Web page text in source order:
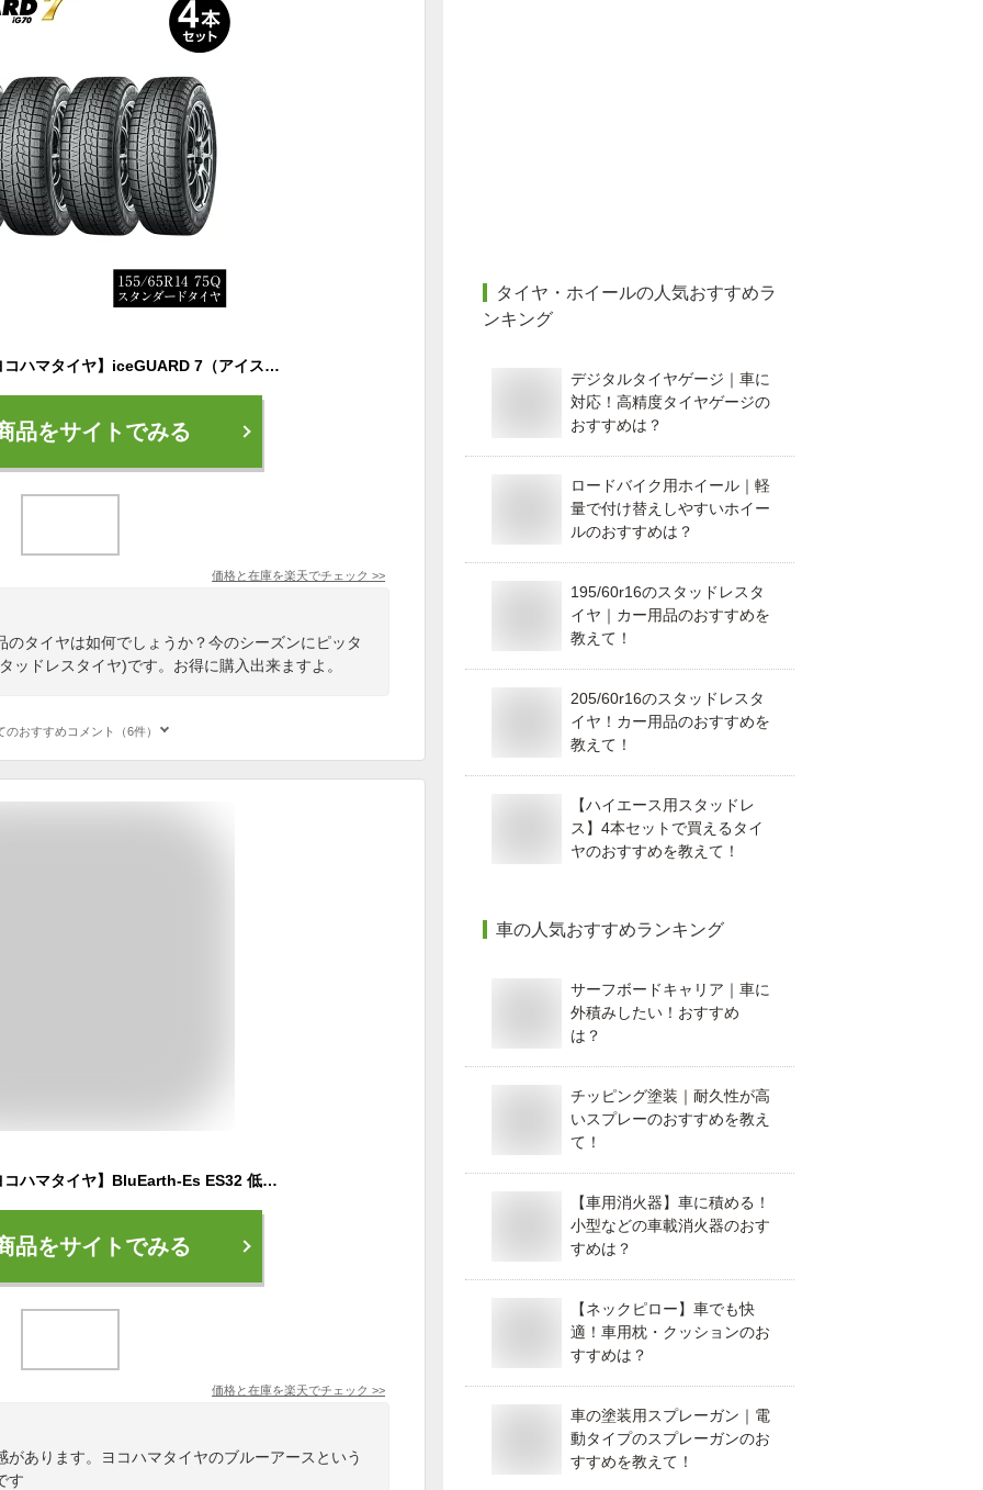
【ふるさと納税】【ヨコハマタイヤ】iceGUARD 7（アイスガード） 軽自動車 タイヤ 155/65R14 75Q スタッドレスタイヤ 4本セット 【 静岡県 三島市 】
品をサイトでみる
価格と在庫を楽天でチェック >>
タイヤは如何でしょうか？今のシーズンにピッタ
ッドレスタイヤ)です。お得に購入出来ますよ。
のおすすめコメント（6件）
【ふるさと納税】【ヨコハマタイヤ】BluEarth-Es ES32 低燃費 155/65R13 73S スタンダードタイヤ 4本セット 【 静岡県 三島市 】
品をサイトでみる
価格と在庫を楽天でチェック >>
あります。ヨコハマタイヤのブルーアースという
す
タイヤ・ホイールの人気おすすめラ
ンキング
デジタルタイヤゲージ｜車に
対応！高精度タイヤゲージの
おすすめは？
ロードバイク用ホイール｜軽
量で付け替えしやすいホイー
ルのおすすめは？
195/60r16のスタッドレスタ
イヤ｜カー用品のおすすめを
教えて！
205/60r16のスタッドレスタ
イヤ！カー用品のおすすめを
教えて！
【ハイエース用スタッドレ
ス】4本セットで買えるタイ
ヤのおすすめを教えて！
車の人気おすすめランキング
サーフボードキャリア｜車に
外積みしたい！おすすめ
は？
チッピング塗装｜耐久性が高
いスプレーのおすすめを教え
て！
【車用消火器】車に積める！
小型などの車載消火器のおす
すめは？
【ネックピロー】車でも快
適！車用枕・クッションのお
すすめは？
車の塗装用スプレーガン｜電
動タイプのスプレーガンのお
すすめを教えて！